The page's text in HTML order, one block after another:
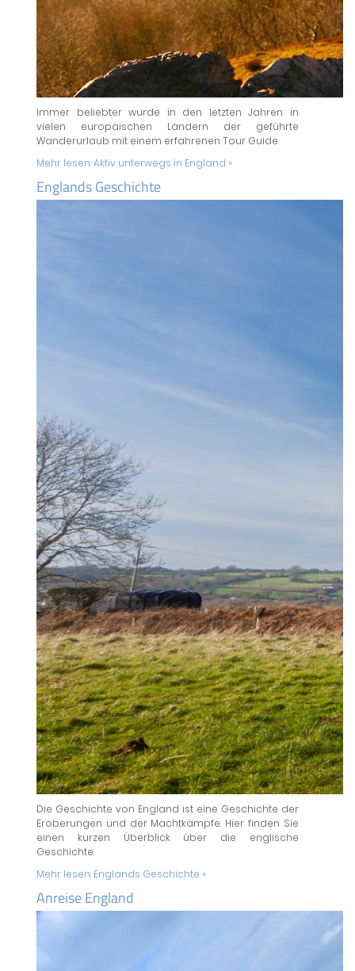
Immer beliebter wurde in den letzten Jahren in
vielen europäischen Ländern der geführte
Wanderurlaub mit einem erfahrenen Tour Guide.
Mehr lesen:Aktiv unterwegs in England »
Englands Geschichte
Die Geschichte von England ist eine Geschichte der
Eroberungen und der Machtkämpfe. Hier finden Sie
einen kurzen Überblick über die englische
Geschichte.
Mehr lesen: Englands Geschichte »
Anreise England